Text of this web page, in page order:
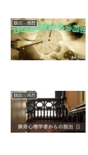
脱出 感想
脱出 感想